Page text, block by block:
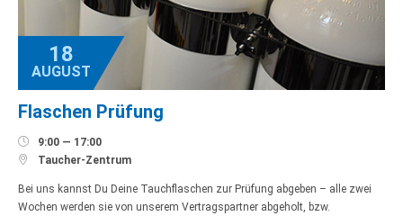
18
AUGUST
Flaschen Prüfung
 9:00 — 17:00
 Taucher-Zentrum
Bei uns kannst Du Deine Tauchflaschen zur Prüfung abgeben – alle zwei
Wochen werden sie von unserem Vertragspartner abgeholt, bzw.